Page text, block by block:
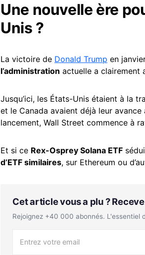
Une nouvelle ère
Unis ?
La victoire de Donald Trump en
l’administration actuelle a clairement
Jusqu’ici, les États-Unis étaient à la
et le Canada avaient déjà leur avance
lancement, Wall Street commence à
Et si ce Rex-Osprey Solana ETF
d’ETF similaires, sur Ethereum ou
Cet article vous a plu ?
Rejoignez +40 000 abonnés. L'essentiel